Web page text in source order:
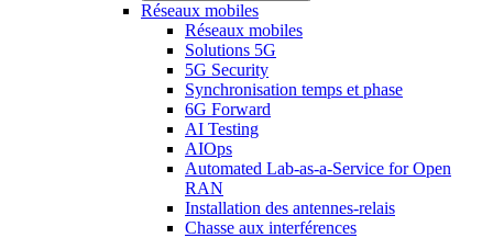
Réseaux mobiles
Réseaux mobiles
Solutions 5G
5G Security
Synchronisation temps et phase
6G Forward
AI Testing
AIOps
Automated Lab-as-a-Service for Open
RAN
Installation des antennes-relais
Chasse aux interférences